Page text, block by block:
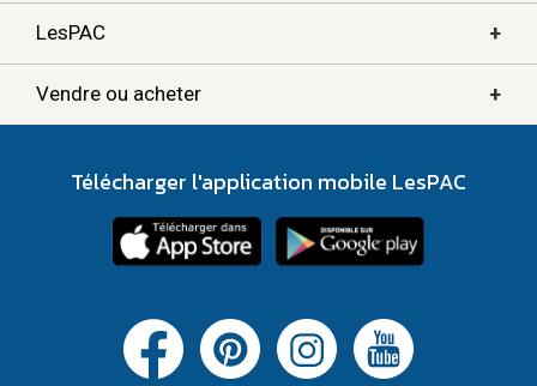
LesPAC +
Vendre ou acheter +
Télécharger l'application mobile LesPAC